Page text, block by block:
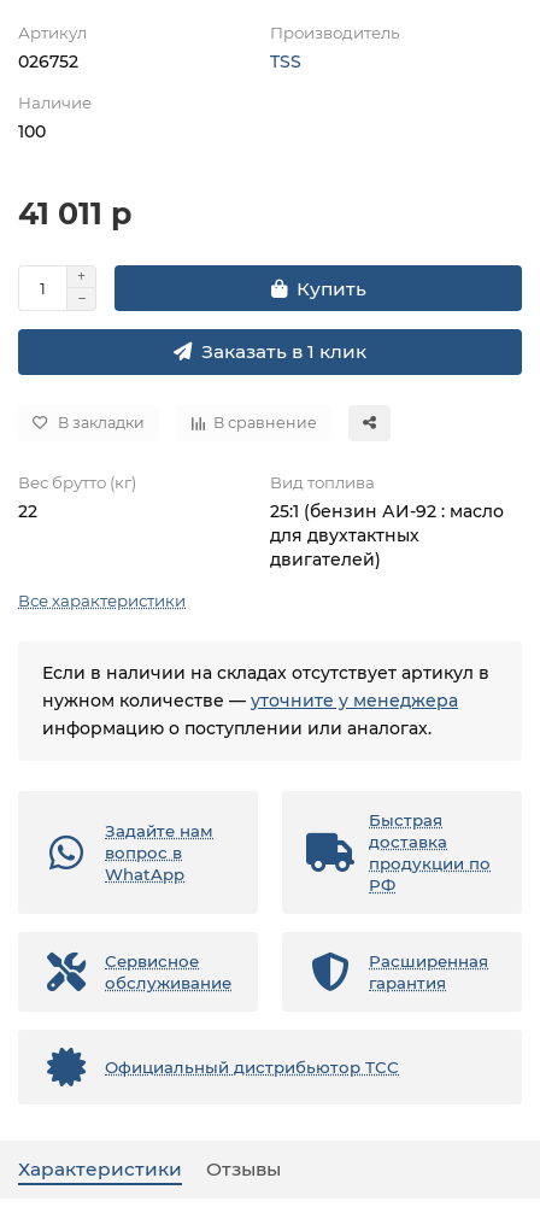
Артикул
026752
Производитель
TSS
Наличие
100
41 011 р
Купить
Заказать в 1 клик
В закладки В сравнение
Вес брутто (кг)
22
Вид топлива
25:1 (бензин АИ-92 : масло
для двухтактных
двигателей)
Все характеристики
Если в наличии на складах отсутствует артикул в
нужном количестве — уточните у менеджера
информацию о поступлении или аналогах.
Задайте нам
вопрос в
WhatApp
Быстрая
доставка
продукции по
РФ
Сервисное
обслуживание
Расширенная
гарантия
Официальный дистрибьютор ТСС
Характеристики Отзывы